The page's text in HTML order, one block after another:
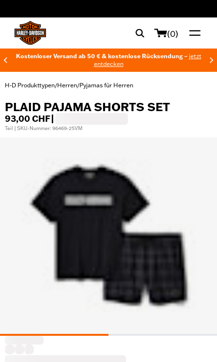
(0)
Kostenloser Versand ab 50 € & kostenlose Rücksendung – jetzt
entdecken
H-D Produkttypen/Herren/Pyjamas für Herren
PLAID PAJAMA SHORTS SET
93,00 CHF
Teil | SKU-Nummer: 96469-25VM